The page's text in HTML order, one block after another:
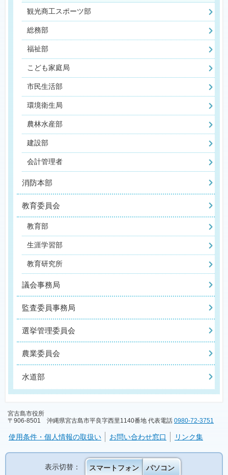
観光商工スポーツ部
総務部
福祉部
こども家庭局
市民生活部
環境衛生局
農林水産部
建設部
会計管理者
消防本部
教育委員会
教育部
生涯学習部
教育研究所
議会事務局
監査委員事務局
選挙管理委員会
農業委員会
水道部
宮古島市役所
〒906-8501 沖縄県宮古島市平良字西里1140番地 代表電話 0980-72-3751
使用条件・個人情報の取扱い お問い合わせ窓口 リンク集
表示切替： スマートフォン パソコン